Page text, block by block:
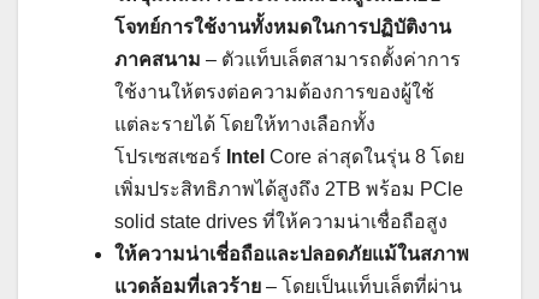
โจทย์การใช้งานทั้งหมดในการปฏิบัติงาน
ภาคสนาม – ตัวแท็บเล็ตสามารถตั้งค่าการ
ใช้งานให้ตรงต่อความต้องการของผู้ใช้
แต่ละรายได้ โดยให้ทางเลือกทั้ง
โปรเซสเซอร์ Intel Core ล่าสุดในรุ่น 8 โดย
เพิ่มประสิทธิภาพได้สูงถึง 2TB พร้อม PCle
solid state drives ที่ให้ความน่าเชื่อถือสูง
ให้ความน่าเชี่อถือและปลอดภัยแม้ในสภาพ
แวดล้อมที่เลวร้าย – โดยเป็นแท็บเล็ตที่ผ่าน